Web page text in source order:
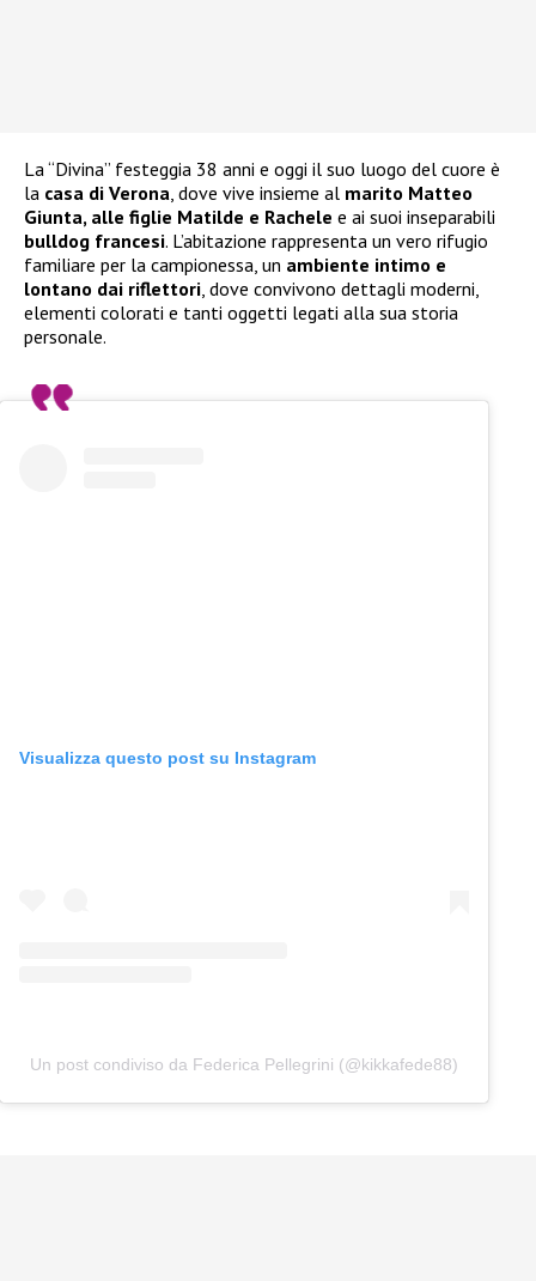
La “Divina” festeggia 38 anni e oggi il suo luogo del cuore è
la casa di Verona , dove vive insieme al marito Matteo
Giunta, alle figlie Matilde e Rachele e ai suoi inseparabili
bulldog francesi. L’abitazione rappresenta un vero rifugio
familiare per la campionessa, un ambiente intimo e
lontano dai riflettori , dove convivono dettagli moderni,
elementi colorati e tanti oggetti legati alla sua storia
personale.
Visualizza questo post su Instagram
Un post condiviso da Federica Pellegrini (@kikkafede88)